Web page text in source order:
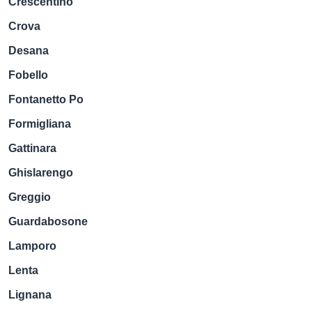
Crova
Desana
Fobello
Fontanetto Po
Formigliana
Gattinara
Ghislarengo
Greggio
Guardabosone
Lamporo
Lenta
Lignana